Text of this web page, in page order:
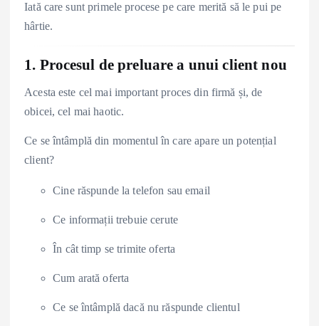
Iată care sunt primele procese pe care merită să le pui pe
hârtie.
1. Procesul de preluare a unui client nou
Acesta este cel mai important proces din firmă și, de
obicei, cel mai haotic.
Ce se întâmplă din momentul în care apare un potențial
client?
Cine răspunde la telefon sau email
Ce informații trebuie cerute
În cât timp se trimite oferta
Cum arată oferta
Ce se întâmplă dacă nu răspunde clientul